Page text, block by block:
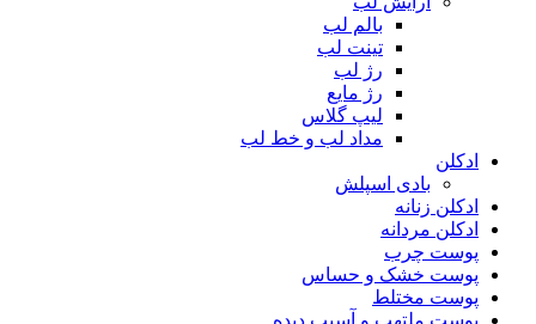
بالم لب
تینت لب
رژ لب
رژ مایع
لیپ گلاس
مداد لب و خط لب
ادکلن
بادی اسپلش
ادکلن زنانه
ادکلن مردانه
پوست چرب
پوست خشک و حساس
پوست مختلط